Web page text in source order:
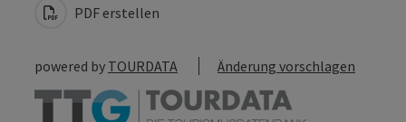
PDF erstellen
powered by TOURDATA Änderung vorschlagen